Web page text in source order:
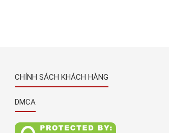
CHÍNH SÁCH KHÁCH HÀNG
DMCA